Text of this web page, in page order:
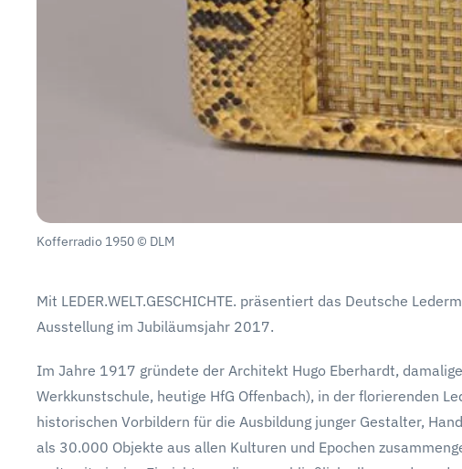
Kofferradio 1950 © DLM
Mit LEDER.WELT.GESCHICHTE. präsentiert das Deutsche
Ausstellung im Jubiläumsjahr 2017.
Im Jahre 1917 gründete der Architekt Hugo Eberhardt,
Werkkunstschule, heutige HfG Offenbach), in der florierenden
historischen Vorbildern für die Ausbildung junger Gestalter,
als 30.000 Objekte aus allen Kulturen und Epochen